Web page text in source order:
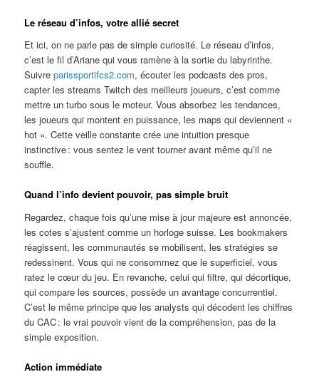
Le réseau d’infos, votre allié secret
Et ici, on ne parle pas de simple curiosité. Le réseau d’infos,
c’est le fil d’Ariane qui vous ramène à la sortie du labyrinthe.
Suivreparissportifcs2.com, écouter les podcasts des pros,
capter les streams Twitch des meilleurs joueurs, c’est comme
mettre un turbo sous le moteur. Vous absorbez les tendances,
les joueurs qui montent en puissance, les maps qui deviennent «
hot ». Cette veille constante crée une intuition presque
instinctive : vous sentez le vent tourner avant même qu’il ne
souffle.
Quand l’info devient pouvoir, pas simple bruit
Regardez, chaque fois qu’une mise à jour majeure est annoncée,
les cotes s’ajustent comme un horloge suisse. Les bookmakers
réagissent, les communautés se mobilisent, les stratégies se
redessinent. Vous qui ne consommez que le superficiel, vous
ratez le cœur du jeu. En revanche, celui qui filtre, qui décortique,
qui compare les sources, possède un avantage concurrentiel.
C’est le même principe que les analysts qui décodent les chiffres
du CAC : le vrai pouvoir vient de la compréhension, pas de la
simple exposition.
Action immédiate